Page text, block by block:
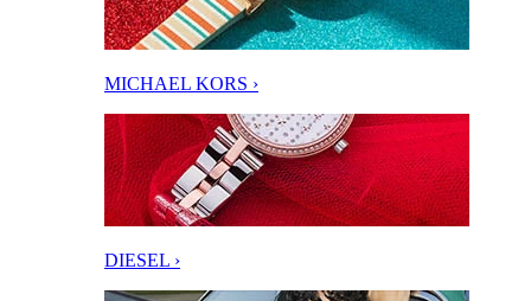
MICHAEL KORS ›
DIESEL ›